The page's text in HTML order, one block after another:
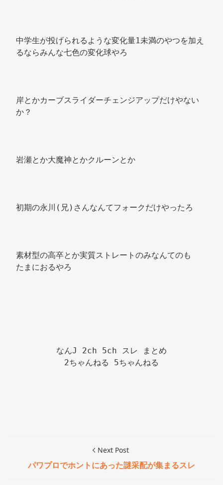
中学生が投げられるような変化量1未満のやつを加え
るならみんな七色の変化球やろ
岸とかカーブスライダーチェンジアップだけやない
か？
岩瀬とか大魔神とかクルーンとか
初期の永川(兄)さんなんてフォークだけやったろ
素材型の高卒とか実質ストレートのみなんてのも
たまにおるやろ
なんJ 2ch 5ch スレ まとめ
2ちゃんねる 5ちゃんねる
Next Post
パワプロでホントにあった謎采配が集まるスレ